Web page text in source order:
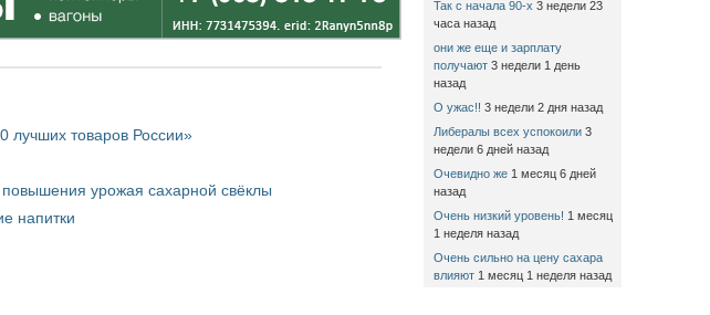
лучших товаров России»
урожая сахарной свёклы
напитки
Так с начала 90-х 3 недели 23
часа назад
они же еще и зарплату
получают 3 недели 1 день
назад
О ужас!! 3 недели 2 дня назад
Либералы всех успокоили 3
недели 6 дней назад
Очевидно же 1 месяц 6 дней
назад
Очень низкий уровень! 1 месяц
1 неделя назад
Очень сильно на цену сахара
влияют 1 месяц 1 неделя назад